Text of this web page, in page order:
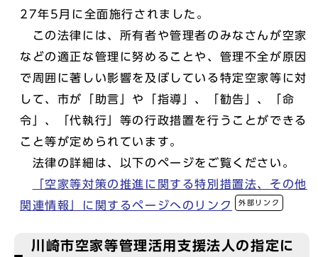
27年5月に全面施行されました。
この法律には、所有者や管理者のみなさんが空家
などの適正な管理に努めることや、管理不全が原因
で周囲に著しい影響を及ぼしている特定空家等に対
して、市が「助言」や「指導」、「勧告」、「命
令」、「代執行」等の行政措置を行うことができる
こと等が定められています。
法律の詳細は、以下のページをご覧ください。
「空家等対策の推進に関する特別措置法、その他
関連情報」に関するページへのリンク
外部リンク
川崎市空家等管理活用支援法人の指定に